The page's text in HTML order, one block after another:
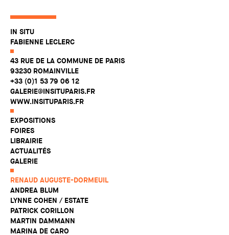
IN SITU
FABIENNE LECLERC
43 RUE DE LA COMMUNE DE PARIS
93230 ROMAINVILLE
+33 (0)1 53 79 06 12
GALERIE@INSITUPARIS.FR
WWW.INSITUPARIS.FR
EXPOSITIONS
FOIRES
LIBRAIRIE
ACTUALITÉS
GALERIE
RENAUD AUGUSTE-DORMEUIL
ANDREA BLUM
LYNNE COHEN / ESTATE
PATRICK CORILLON
MARTIN DAMMANN
MARINA DE CARO